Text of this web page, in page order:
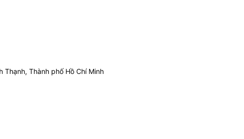
Thạnh, Thành phố Hồ Chí Minh